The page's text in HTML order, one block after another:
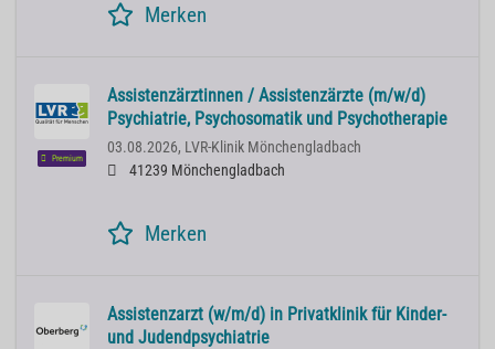
Merken
Premium
Assistenzärztinnen / Assistenzärzte (m/w/d)
Psychiatrie, Psychosomatik und Psychotherapie
03.08.2026, LVR-Klinik Mönchengladbach
41239 Mönchengladbach
Merken
Assistenzarzt (w/m/d) in Privatklinik für Kinder-
und Judendpsychiatrie